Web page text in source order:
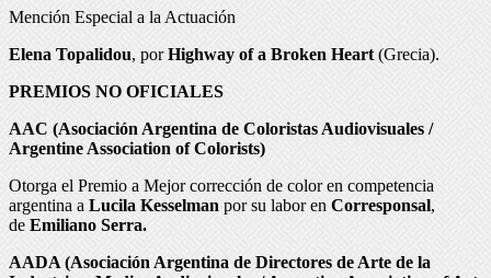
Mención Especial a la Actuación
Elena Topalidou, porHighway of a Broken Heart (Grecia).
PREMIOS NO OFICIALES
AAC (Asociación Argentina de Coloristas Audiovisuales /
Argentine Association of Colorists)
Otorga el Premio a Mejor corrección de color en competencia
argentina a Lucila Kesselman por su labor en Corresponsal,
de Emiliano Serra.
AADA (Asociación Argentina de Directores de Arte de la